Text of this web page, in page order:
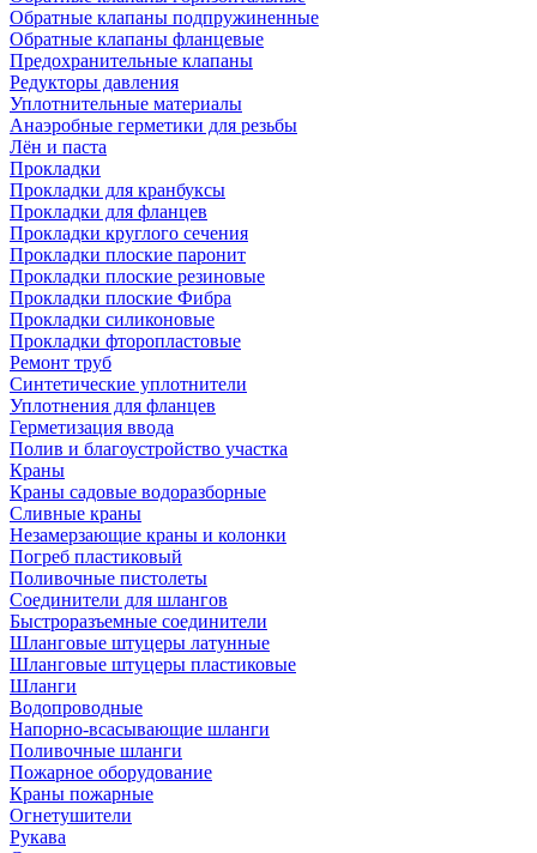
Обратные клапаны подпружиненные
Обратные клапаны фланцевые
Предохранительные клапаны
Редукторы давления
Уплотнительные материалы
Анаэробные герметики для резьбы
Лён и паста
Прокладки
Прокладки для кранбуксы
Прокладки для фланцев
Прокладки круглого сечения
Прокладки плоские паронит
Прокладки плоские резиновые
Прокладки плоские Фибра
Прокладки силиконовые
Прокладки фторопластовые
Ремонт труб
Синтетические уплотнители
Уплотнения для фланцев
Герметизация ввода
Полив и благоустройство участка
Краны
Краны садовые водоразборные
Сливные краны
Незамерзающие краны и колонки
Погреб пластиковый
Поливочные пистолеты
Соединители для шлангов
Быстроразъемные соединители
Шланговые штуцеры латунные
Шланговые штуцеры пластиковые
Шланги
Водопроводные
Напорно-всасывающие шланги
Поливочные шланги
Пожарное оборудование
Краны пожарные
Огнетушители
Рукава